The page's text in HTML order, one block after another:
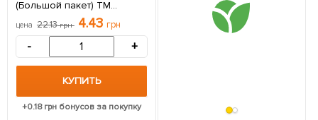
(Большой пакет) ТМ
цена 22.13грн 4.43 грн
- +
КУПИТЬ
+0.18грн бонусов за покупку